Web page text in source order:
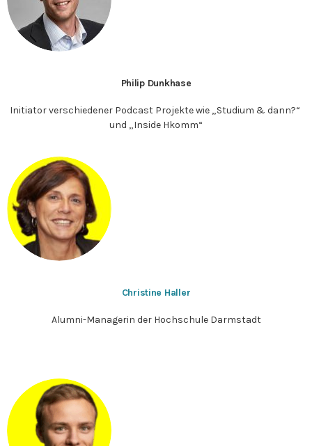
Philip Dunkhase
Initiator verschiedener Podcast Projekte wie „Studium & dann?“
und „Inside Hkomm“
Christine Haller
Alumni-Managerin der Hochschule Darmstadt